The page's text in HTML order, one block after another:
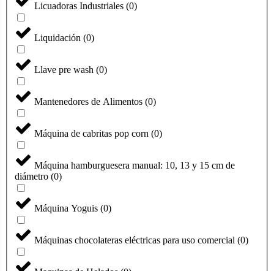
Licuadoras Industriales (0)
Liquidación (0)
Llave pre wash (0)
Mantenedores de Alimentos (0)
Máquina de cabritas pop corn (0)
Máquina hamburguesera manual: 10, 13 y 15 cm de
diámetro (0)
Máquina Yoguis (0)
Máquinas chocolateras eléctricas para uso comercial (0)